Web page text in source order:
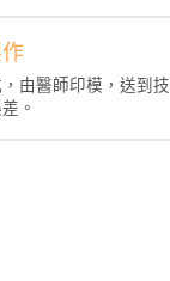
由醫師印模，送到
。